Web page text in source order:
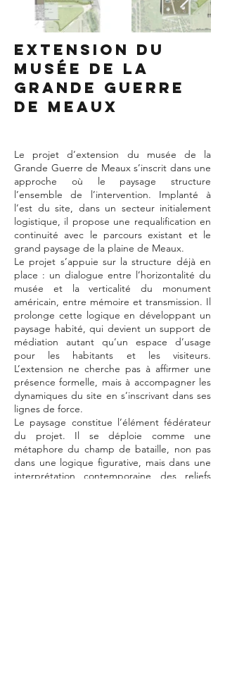
Extension du
musée de la
Grande Guerre
de Meaux
Le projet d’extension du musée de la
Grande Guerre de Meaux s’inscrit dans une
approche où le paysage structure
l’ensemble de l’intervention. Implanté à
l’est du site, dans un secteur initialement
logistique, il propose une requalification en
continuité avec le parcours existant et le
grand paysage de la plaine de Meaux.
Le projet s’appuie sur la structure déjà en
place : un dialogue entre l’horizontalité du
musée et la verticalité du monument
américain, entre mémoire et transmission. Il
prolonge cette logique en développant un
paysage habité, qui devient un support de
médiation autant qu’un espace d’usage
pour les habitants et les visiteurs.
L’extension ne cherche pas à affirmer une
présence formelle, mais à accompagner les
dynamiques du site en s’inscrivant dans ses
lignes de force.
Le paysage constitue l’élément fédérateur
du projet. Il se déploie comme une
métaphore du champ de bataille, non pas
dans une logique figurative, mais dans une
interprétation contemporaine des reliefs